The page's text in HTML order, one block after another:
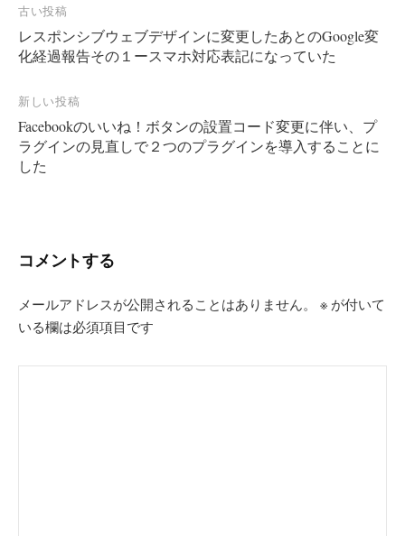
投
稿
ナ
ビ
ゲ
ー
シ
古い投稿
レスポンシブウェブデザインに変更したあとのGoogle変
化経過報告その１ースマホ対応表記になっていた
新しい投稿
Facebookのいいね！ボタンの設置コード変更に伴い、プ
ラグインの見直しで２つのプラグインを導入することに
した
コメントする
メールアドレスが公開されることはありません。 ※ が付いて
いる欄は必須項目です